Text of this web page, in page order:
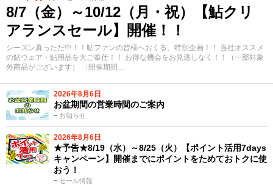
8/7（金）～10/12（月・祝）【鮎クリ
アランスセール】開催！！
シーズン真っただ中！！鮎ファンの皆様へおくる、特別企画！！ 当社オススメ
の鮎ウェア・鮎用品を大ご奉仕！！ お得な機会をお見逃しなく！！（一部対象
外商品がございます） 〈開催期間…
2026年8月6日
お知らせ
お盆期間の営業時間のご案内
2026年8月6日
セール情報
★予告★8/19（水）～8/25（火）【ポイント活用7days
キャンペーン】開催までにポイントをためておトクに使
おう！